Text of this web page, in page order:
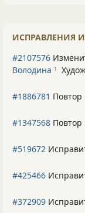
ИСПРАВЛЕНИЯ
#2107576
Володина 1
#1886781 Повтор
#1347568 Повтор
#519672
#425466
#372909